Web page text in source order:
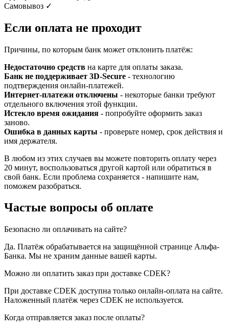
Самовывоз ✓
Если оплата не проходит
Причины, по которым банк может отклонить платёж:
Недостаточно средств на карте для оплаты заказа.
Банк не поддерживает 3D-Secure - технологию
подтверждения онлайн-платежей.
Интернет-платежи отключены - некоторые банки требуют
отдельного включения этой функции.
Истекло время ожидания - попробуйте оформить заказ
заново.
Ошибка в данных карты - проверьте номер, срок действия и
имя держателя.
В любом из этих случаев вы можете повторить оплату через
20 минут, воспользоваться другой картой или обратиться в
свой банк. Если проблема сохраняется - напишите нам,
поможем разобраться.
Частые вопросы об оплате
Безопасно ли оплачивать на сайте?
Да. Платёж обрабатывается на защищённой странице Альфа-
Банка. Мы не храним данные вашей карты.
Можно ли оплатить заказ при доставке CDEK?
При доставке CDEK доступна только онлайн-оплата на сайте.
Наложенный платёж через CDEK не используется.
Когда отправляется заказ после оплаты?